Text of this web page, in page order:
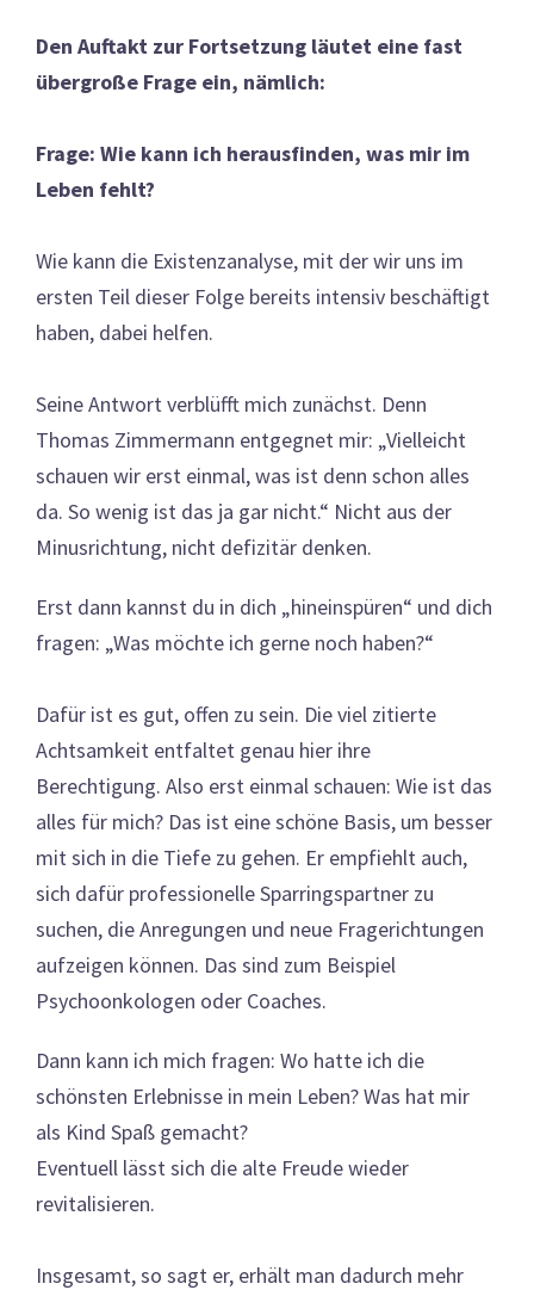
Den Auftakt zur Fortsetzung läutet eine fast
übergroße Frage ein, nämlich:
Frage: Wie kann ich herausfinden, was mir im
Leben fehlt?
Wie kann die Existenzanalyse, mit der wir uns im
ersten Teil dieser Folge bereits intensiv beschäftigt
haben, dabei helfen.
Seine Antwort verblüfft mich zunächst. Denn
Thomas Zimmermann entgegnet mir: „Vielleicht
schauen wir erst einmal, was ist denn schon alles
da. So wenig ist das ja gar nicht.“ Nicht aus der
Minusrichtung, nicht defizitär denken.
Erst dann kannst du in dich „hineinspüren“ und dich
fragen: „Was möchte ich gerne noch haben?“
Dafür ist es gut, offen zu sein. Die viel zitierte
Achtsamkeit entfaltet genau hier ihre
Berechtigung. Also erst einmal schauen: Wie ist das
alles für mich? Das ist eine schöne Basis, um besser
mit sich in die Tiefe zu gehen. Er empfiehlt auch,
sich dafür professionelle Sparringspartner zu
suchen, die Anregungen und neue Fragerichtungen
aufzeigen können. Das sind zum Beispiel
Psychoonkologen oder Coaches.
Dann kann ich mich fragen: Wo hatte ich die
schönsten Erlebnisse in mein Leben? Was hat mir
als Kind Spaß gemacht?
Eventuell lässt sich die alte Freude wieder
revitalisieren.
Insgesamt, so sagt er, erhält man dadurch mehr